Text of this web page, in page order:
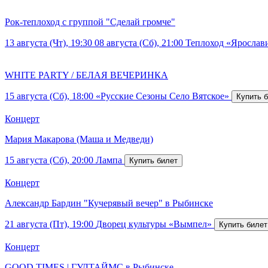
Рок-теплоход с группой "Сделай громче"
13 августа (Чт), 19:30 08 августа (Сб), 21:00 Теплоход
WHITE PARTY / БЕЛАЯ ВЕЧЕРИНКА
15 августа (Сб), 18:00 «Русские Сезоны Село Вятское»
Концерт
Мария Макарова (Маша и Медведи)
15 августа (Сб), 20:00 Лампа
Концерт
Александр Бардин "Кучерявый вечер" в Рыбинске
21 августа (Пт), 19:00 Дворец культуры «Вымпел»
Концерт